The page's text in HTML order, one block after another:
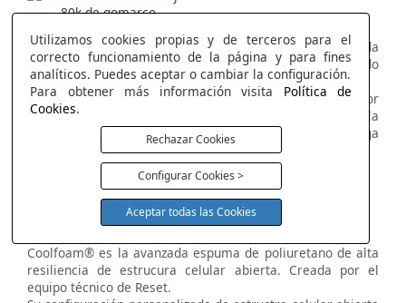
La estructura de la visco de 80Kg proporciona una acogida
progresiva que se adapta a la columna vertebral aliviando
los puntos de presión del cuerpo.
Además, esta viscoelástica contiene extractos de soja por
lo que contribuye a disipar la humedad y regular la
temperatura, haciendo que el colchón se mantenga
siempre fresco.
Coolfoam® es la avanzada espuma de poliuretano de alta
resiliencia de estrucura celular abierta. Creada por el
equipo técnico de Reset.
Utilizamos cookies propias y de terceros para el
correcto funcionamiento de la página y para fines
analíticos. Puedes aceptar o cambiar la configuración.
Para obtener más información visita Política de
Cookies.
Rechazar Cookies
Configurar Cookies >
Aceptar todas las Cookies